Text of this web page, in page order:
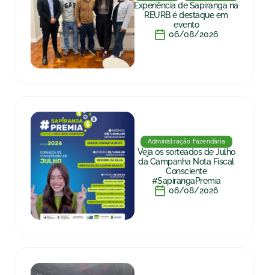
Experiência de Sapiranga na
REURB é destaque em
evento
06/08/2026
Administração Fazendária
Veja os sorteados de Julho
da Campanha Nota Fiscal
Consciente
#SapirangaPremia
06/08/2026